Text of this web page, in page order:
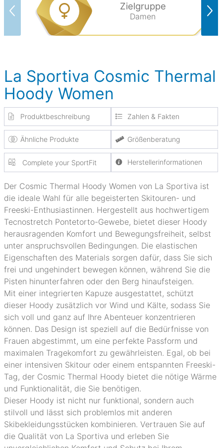
Zielgruppe
Damen
La Sportiva Cosmic Thermal
Hoody Women
Produktbeschreibung Zahlen & Fakten
Ähnliche Produkte Größenberatung
Complete your SportFit Herstellerinformationen
Der Cosmic Thermal Hoody Women von La Sportiva ist
die ideale Wahl für alle begeisterten Skitouren- und
Freeski-Enthusiastinnen. Hergestellt aus hochwertigem
Tecnostretch Pontetorto-Gewebe, bietet dieser Hoody
herausragenden Komfort und Bewegungsfreiheit, selbst
unter anspruchsvollen Bedingungen. Die elastischen
Eigenschaften des Materials sorgen dafür, dass Sie sich
frei und ungehindert bewegen können, während Sie die
Pisten hinunterfahren oder den Berg hinaufsteigen.
Mit einer integrierten Kapuze ausgestattet, schützt
dieser Hoody zusätzlich vor Wind und Kälte, sodass Sie
sich voll und ganz auf Ihre Abenteuer konzentrieren
können. Das Design ist speziell auf die Bedürfnisse von
Frauen abgestimmt, um eine perfekte Passform und
maximalen Tragekomfort zu gewährleisten. Egal, ob bei
einer intensiven Skitour oder einem entspannten Freeski-
Tag, der Cosmic Thermal Hoody bietet die nötige Wärme
und Funktionalität, die Sie benötigen.
Dieser Hoody ist nicht nur funktional, sondern auch
stilvoll und lässt sich problemlos mit anderen
Skibekleidungsstücken kombinieren. Vertrauen Sie auf
die Qualität von La Sportiva und erleben Sie